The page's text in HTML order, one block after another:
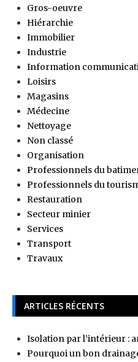
Gros-oeuvre
Hiérarchie
Immobilier
Industrie
Information
Loisirs
Magasins
Médecine
Nettoyage
Non classé
Organisation
Professionnels du
Professionnels du
Restauration
Secteur minier
Services
Transport
Travaux
ARTICLES RÉCENTS
Isolation par l’intérieur :
Pourquoi un bon